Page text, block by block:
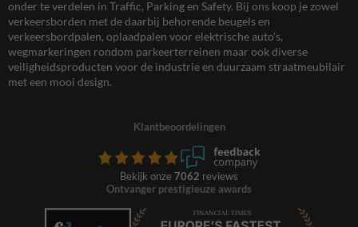
onder te verdelen in Traffic, Parking en Safety. Bij ons koop je zowel
verkeersborden met de daarbij behorende beugels en
verkeersbordpalen, oplaadpalen voor elektrische auto’s,
wegmarkeringen rondom parkeerterreinen maar ook diverse
veiligheidsproducten voor de industrie en duurzaam straatmeubilair
met een mooi design.
Klantbeoordelingen
Bekijk onze 7062 reviews
Ontvanger prestigieuze awards